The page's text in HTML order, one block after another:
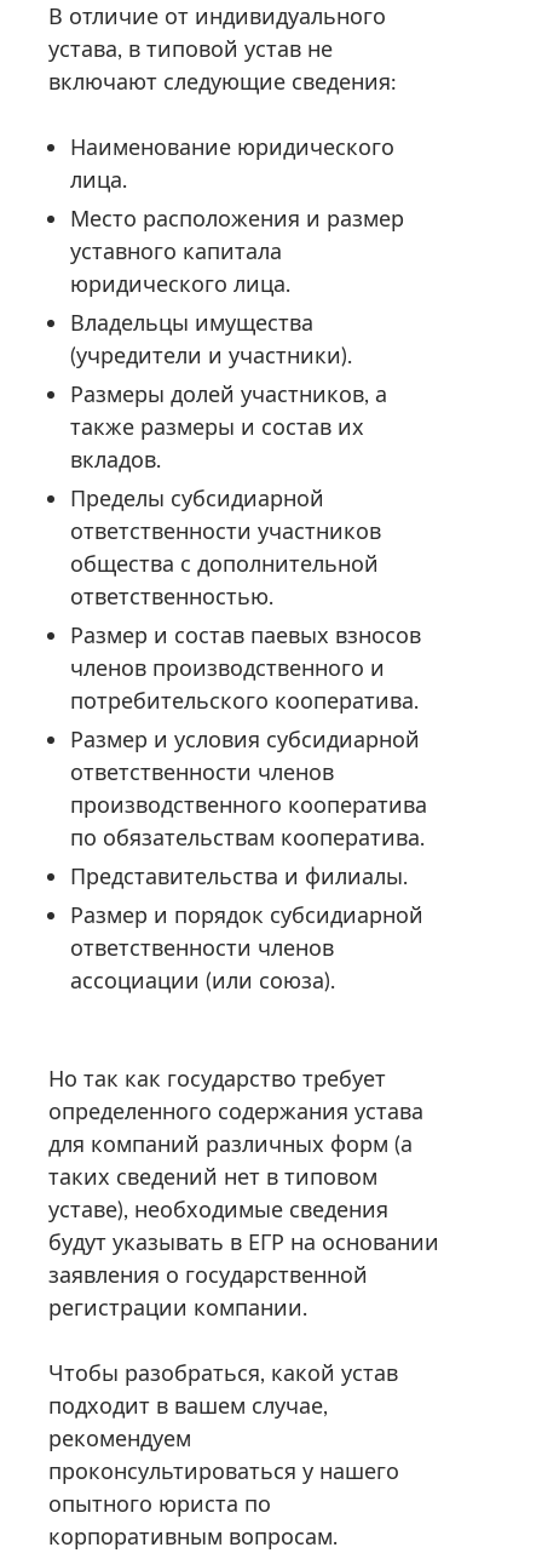
В отличие от индивидуального
устава, в типовой устав не
включают следующие сведения:
Наименование юридического
лица.
Место расположения и размер
уставного капитала
юридического лица.
Владельцы имущества
(учредители и участники).
Размеры долей участников, а
также размеры и состав их
вкладов.
Пределы субсидиарной
ответственности участников
общества с дополнительной
ответственностью.
Размер и состав паевых взносов
членов производственного и
потребительского кооператива.
Размер и условия субсидиарной
ответственности членов
производственного кооператива
по обязательствам кооператива.
Представительства и филиалы.
Размер и порядок субсидиарной
ответственности членов
ассоциации (или союза).
Но так как государство требует
определенного содержания устава
для компаний различных форм (а
таких сведений нет в типовом
уставе), необходимые сведения
будут указывать в ЕГР на основании
заявления о государственной
регистрации компании.
Чтобы разобраться, какой устав
подходит в вашем случае,
рекомендуем
проконсультироваться у нашего
опытного юриста по
корпоративным вопросам.